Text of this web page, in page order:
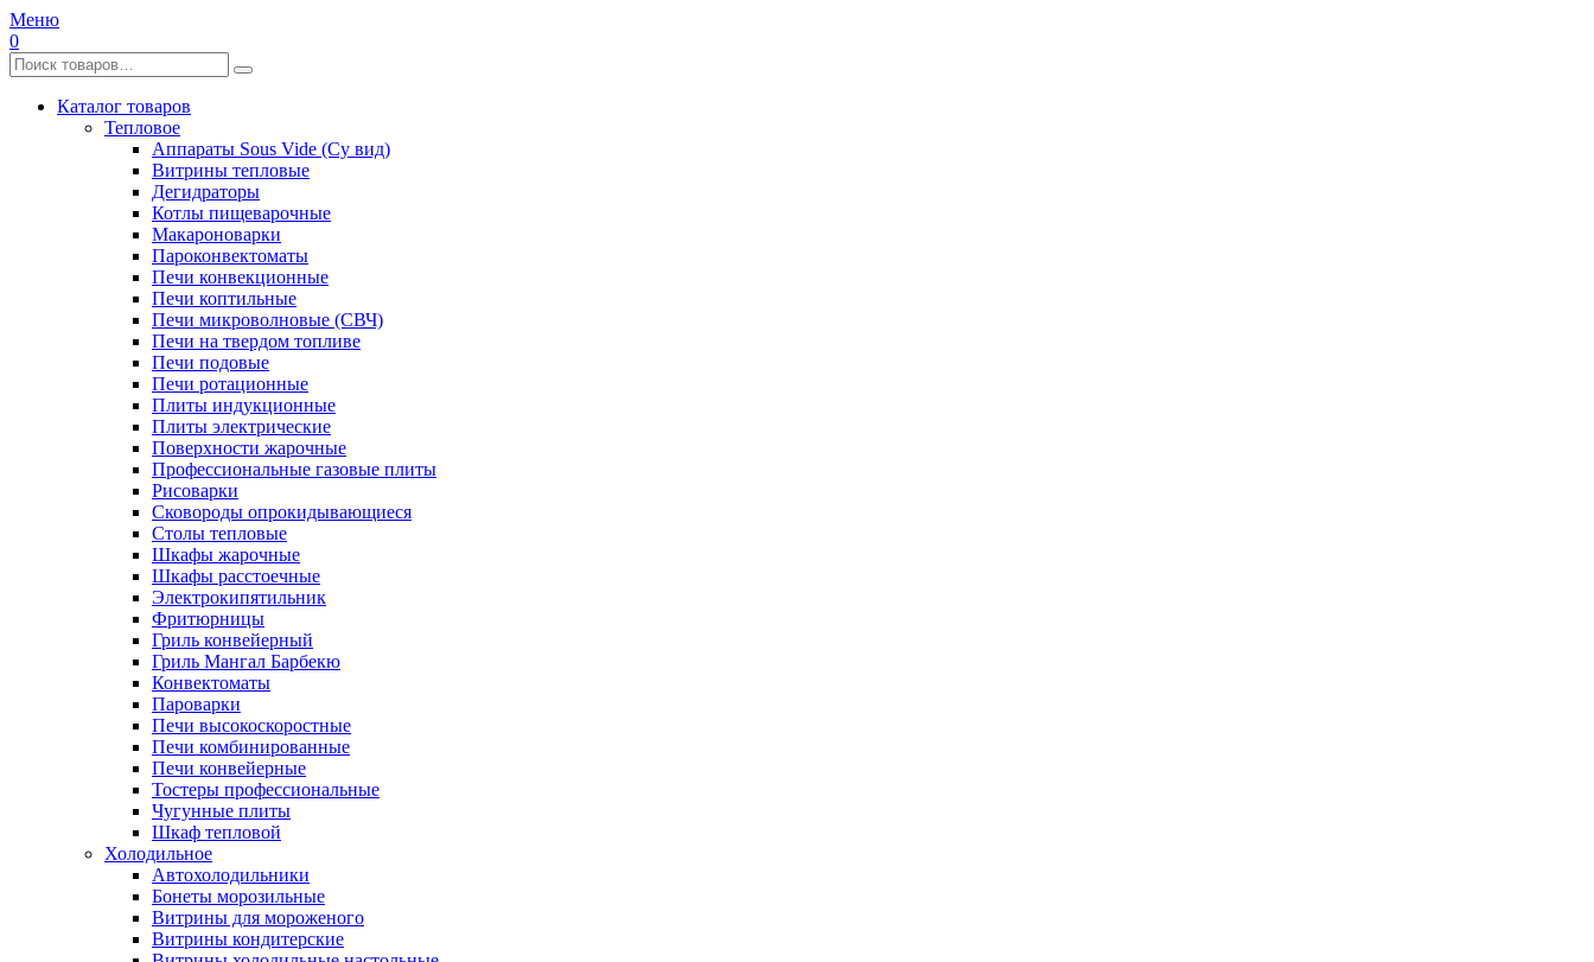
Меню
0
Каталог товаров
Тепловое
Аппараты Sous Vide (Су вид)
Витрины тепловые
Дегидраторы
Котлы пищеварочные
Макароноварки
Пароконвектоматы
Печи конвекционные
Печи коптильные
Печи микроволновые (СВЧ)
Печи на твердом топливе
Печи подовые
Печи ротационные
Плиты индукционные
Плиты электрические
Поверхности жарочные
Профессиональные газовые плиты
Рисоварки
Сковороды опрокидывающиеся
Столы тепловые
Шкафы жарочные
Шкафы расстоечные
Электрокипятильник
Фритюрницы
Гриль конвейерный
Гриль Мангал Барбекю
Конвектоматы
Пароварки
Печи высокоскоростные
Печи комбинированные
Печи конвейерные
Тостеры профессиональные
Чугунные плиты
Шкаф тепловой
Холодильное
Автохолодильники
Бонеты морозильные
Витрины для мороженого
Витрины кондитерские